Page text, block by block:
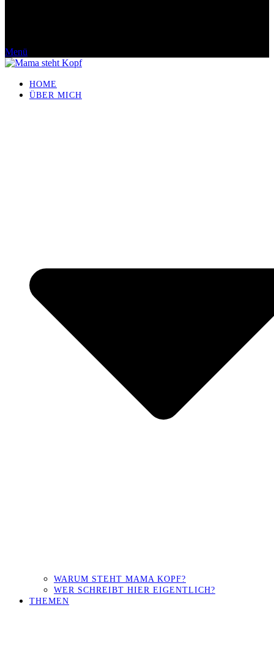
Menü
HOME
ÜBER MICH
WARUM STEHT MAMA KOPF?
WER SCHREIBT HIER EIGENTLICH?
THEMEN